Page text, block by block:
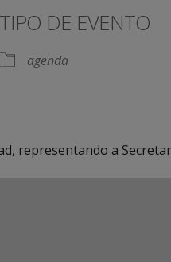
TIPO DE EVENTO
agenda
representando a